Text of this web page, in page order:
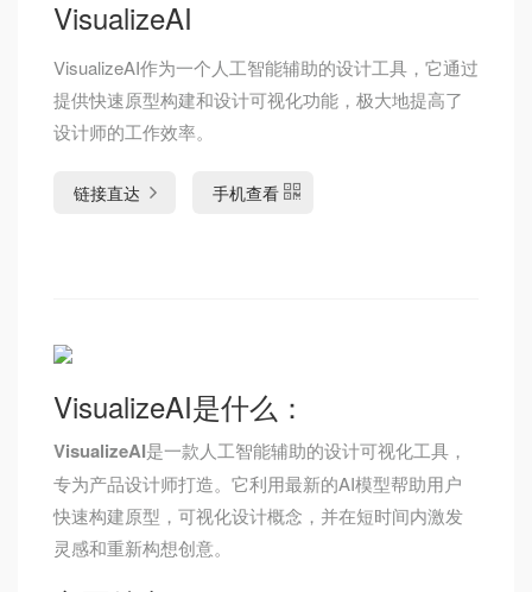
VisualizeAI
VisualizeAI作为一个人工智能辅助的设计工具，它通过
提供快速原型构建和设计可视化功能，极大地提高了
设计师的工作效率。
链接直达 手机查看
VisualizeAI是什么：
VisualizeAI是一款人工智能辅助的设计可视化工具，
专为产品设计师打造。它利用最新的AI模型帮助用户
快速构建原型，可视化设计概念，并在短时间内激发
灵感和重新构想创意。